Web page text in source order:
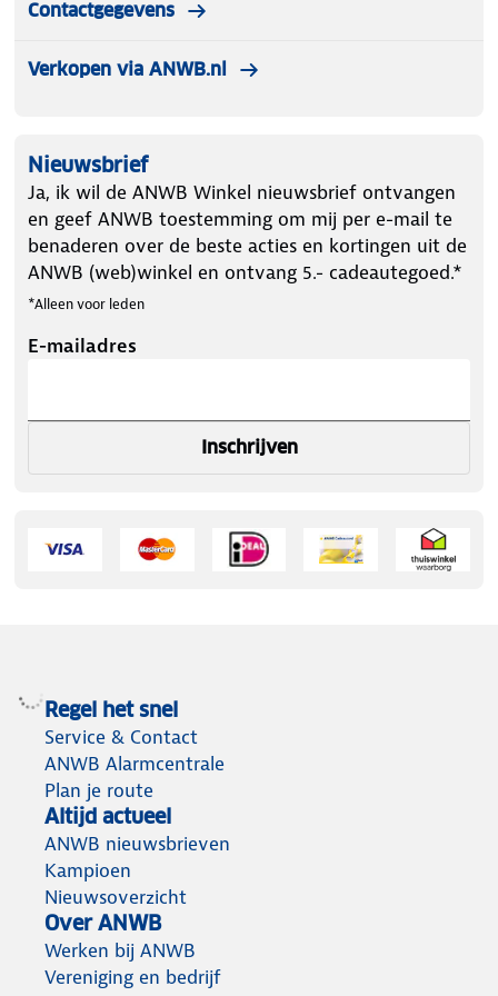
Contactgegevens
Verkopen via ANWB.nl
Nieuwsbrief
Ja, ik wil de ANWB Winkel nieuwsbrief ontvangen
en geef ANWB toestemming om mij per e-mail te
benaderen over de beste acties en kortingen uit de
ANWB (web)winkel en ontvang 5.- cadeautegoed.*
*Alleen voor leden
E-mailadres
Inschrijven
Regel het snel
Service & Contact
ANWB Alarmcentrale
Plan je route
Altijd actueel
ANWB nieuwsbrieven
Kampioen
Nieuwsoverzicht
Over ANWB
Werken bij ANWB
Vereniging en bedrijf